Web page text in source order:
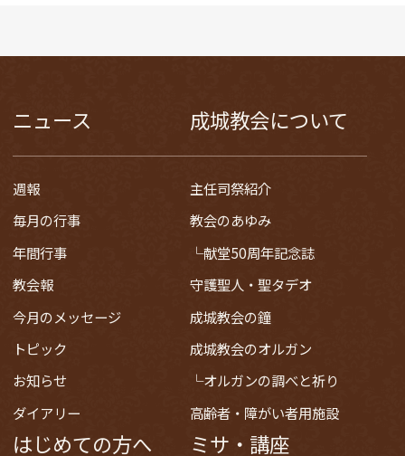
ニュース
週報
毎月の行事
年間行事
教会報
今月のメッセージ
トピック
お知らせ
ダイアリー
成城教会について
主任司祭紹介
教会のあゆみ
献堂50周年記念誌
守護聖人・聖タデオ
成城教会の鐘
成城教会のオルガン
オルガンの調べと祈り
高齢者・障がい者用施設
はじめての方へ ミサ・講座